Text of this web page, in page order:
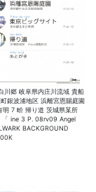
郷 岐阜県内庄川流域 貴船
銀波浦地区 浜離宮恩賜庭園
明 7 畍 帰り道 茨城県某所
「 ine 3 P. 08rv09 Angel
BACKGROUND